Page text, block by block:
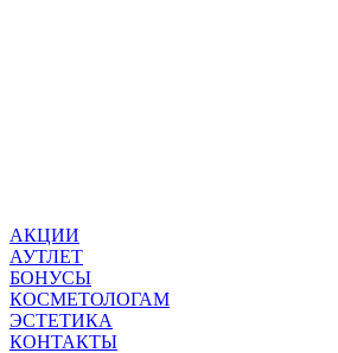
АКЦИИ
АУТЛЕТ
БОНУСЫ
КОСМЕТОЛОГАМ
ЭСТЕТИКА
КОНТАКТЫ